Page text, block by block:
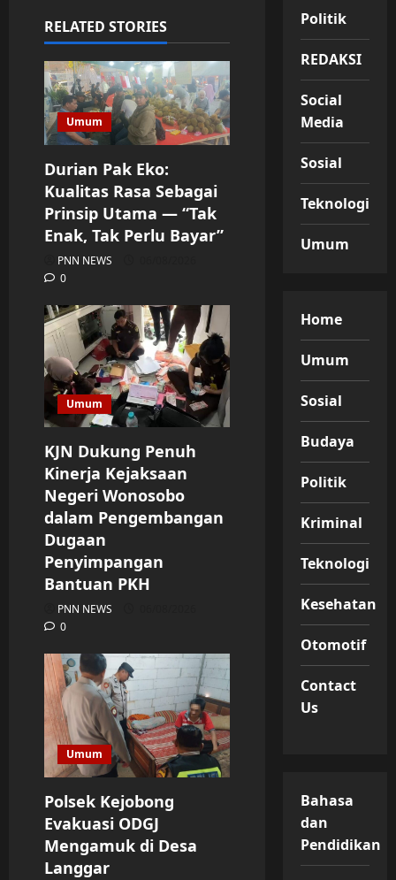
RELATED STORIES
Umum
Durian Pak Eko:
Kualitas Rasa Sebagai
Prinsip Utama — “Tak
Enak, Tak Perlu Bayar”
PNN NEWS
0
Umum
KJN Dukung Penuh
Kinerja Kejaksaan
Negeri Wonosobo
dalam Pengembangan
Dugaan
Penyimpangan
Bantuan PKH
PNN NEWS
0
Umum
Polsek Kejobong
Evakuasi ODGJ
Mengamuk di Desa
Langgar
Politik
REDAKSI
Social
Media
Sosial
Teknologi
Umum
Home
Umum
Sosial
Budaya
Politik
Kriminal
Teknologi
Kesehatan
Otomotif
Contact
Us
Bahasa
dan
Pendidikan